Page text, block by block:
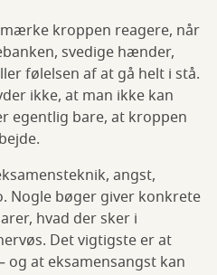
kroppen reagere, når
svedige hænder,
følelsen af at gå helt i stå.
ikke, at man ikke kan
egentlig bare, at kroppen
angst,
Nogle bøger giver konkrete
hvad der sker i
Det vigtigste er at
at eksamensangst kan